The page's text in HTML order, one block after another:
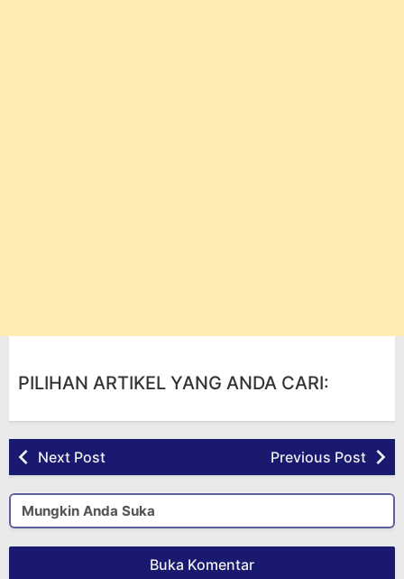
PILIHAN ARTIKEL YANG ANDA CARI:
Next Post Previous Post
Mungkin Anda Suka
Buka Komentar